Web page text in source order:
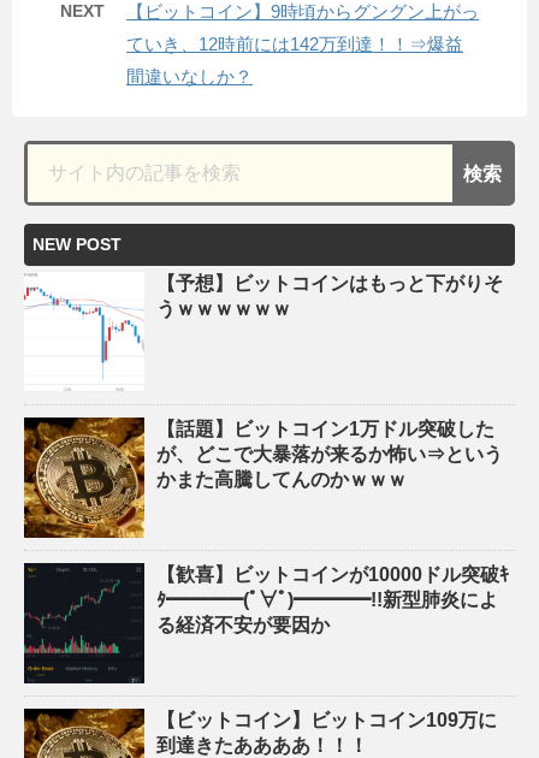
NEXT
【ビットコイン】9時頃からグングン上がっ
ていき、12時前には142万到達！！⇒爆益
間違いなしか？
NEW POST
【予想】ビットコインはもっと下がりそ
うｗｗｗｗｗｗ
【話題】ビットコイン1万ドル突破した
が、どこで大暴落が来るか怖い⇒という
かまた高騰してんのかｗｗｗ
【歓喜】ビットコインが10000ドル突破ｷ
ﾀ━━━━(ﾟ∀ﾟ)━━━━!!新型肺炎によ
る経済不安が要因か
【ビットコイン】ビットコイン109万に
到達きたああああ！！！